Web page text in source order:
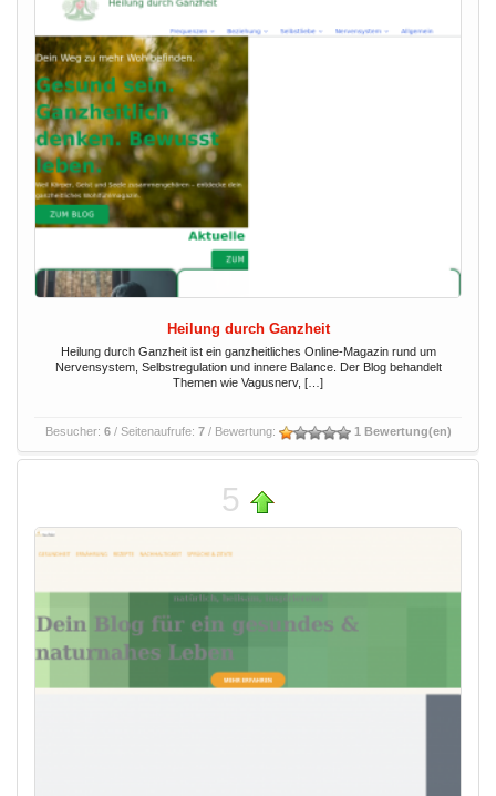
Heilung durch Ganzheit
Heilung durch Ganzheit ist ein ganzheitliches Online-Magazin rund um
Nervensystem, Selbstregulation und innere Balance. Der Blog behandelt
Themen wie Vagusnerv, […]
Besucher: 6/ Seitenaufrufe: 7/ Bewertung: 1 Bewertung(en)
5